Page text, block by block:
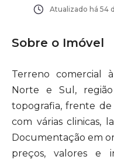
Atualizado há 54
Sobre o Imóvel
Terreno comercial
Norte e Sul, região
topografia, frente de
com várias clinicas,
Documentação em
preços, valores e